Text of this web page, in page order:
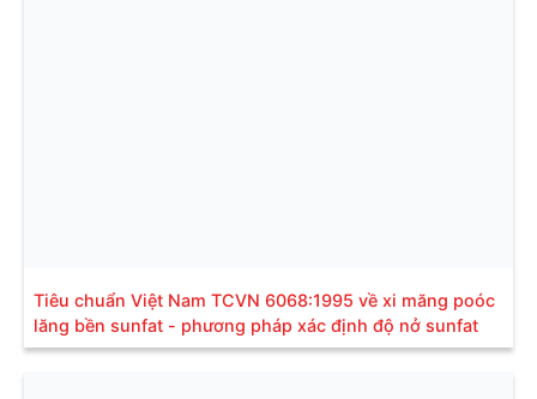
Tiêu chuẩn Việt Nam TCVN 6068:1995 về xi măng poóc
lăng bền sunfat - phương pháp xác định độ nở sunfat